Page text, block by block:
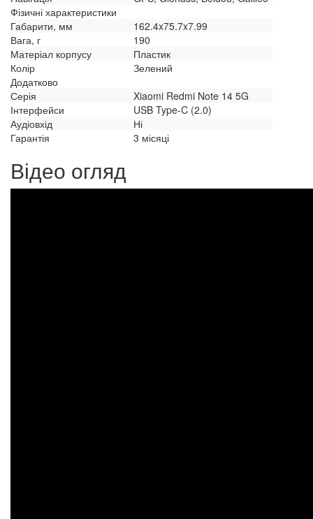
Фізичні характеристики
Габарити, мм
162.4x75.7x7.99
Вага, г
190
Матеріал корпусу
Пластик
Колір
Зелений
Додатково
Серія
Xiaomi Redmi Note 14 5G
Інтерфейси
USB Type-C (2.0)
Аудіовхід
Ні
Гарантія
3 місяці
Відео огляд